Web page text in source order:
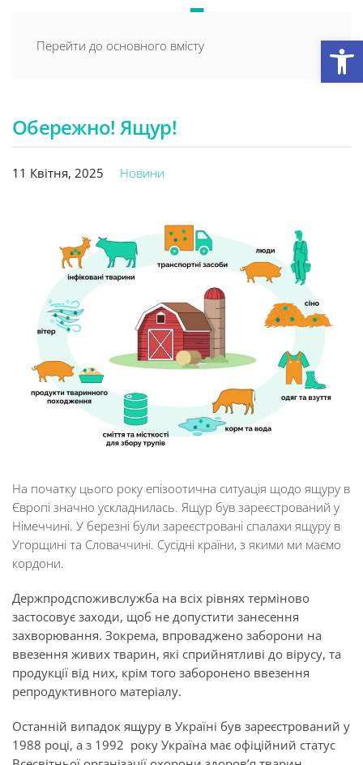
Перейти до основного вмісту
Обережно! Ящур!
11 Квітня, 2025 Новини
На початку цього року епізоотична ситуація щодо ящуру в
Європі значно ускладнилась. Ящур був зареєстрований у
Німеччині. У березні були зареєстровані спалахи ящуру в
Угорщині та Словаччині. Сусідні країни, з якими ми маємо
кордони.
Держпродспоживслужба на всіх рівнях терміново
застосовує заходи, щоб не допустити занесення
захворювання. Зокрема, впроваджено заборони на
ввезення живих тварин, які сприйнятливі до вірусу, та
продукції від них, крім того заборонено ввезення
репродуктивного матеріалу.
Останній випадок ящуру в Україні був зареєстрований у
1988 році, а з 1992 року Україна має офіційний статус